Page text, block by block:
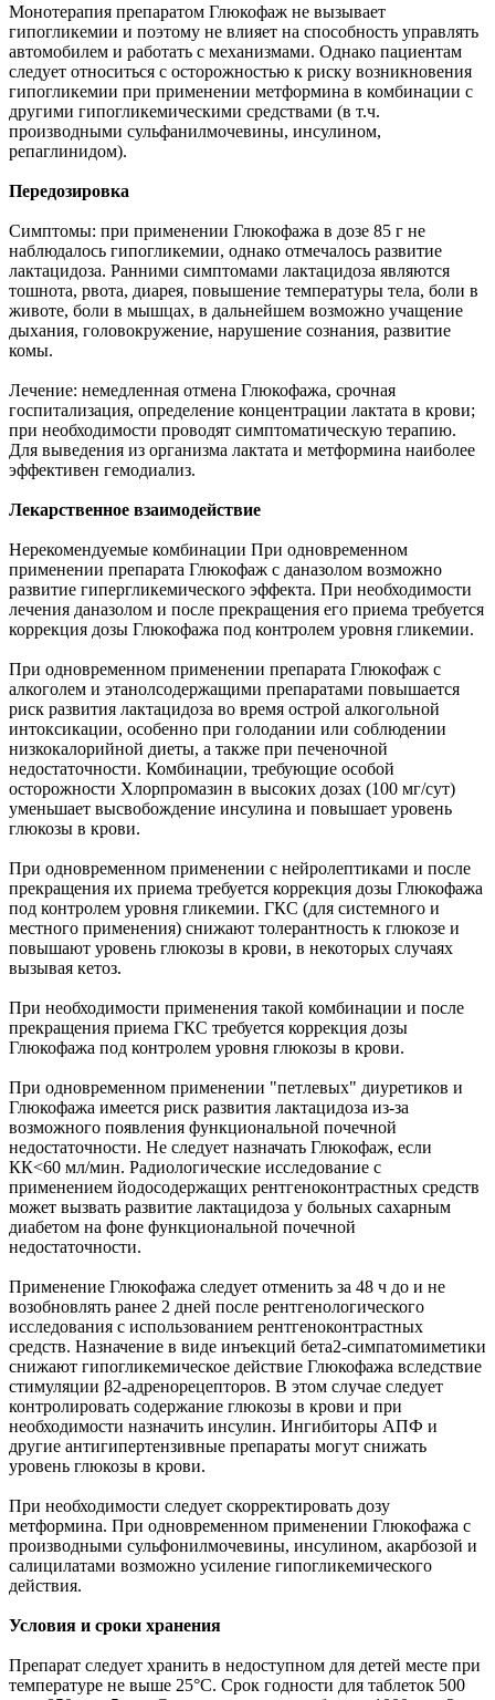
Монотерапия препаратом Глюкофаж не вызывает
гипогликемии и поэтому не влияет на способность управлять
автомобилем и работать с механизмами. Однако пациентам
следует относиться с осторожностью к риску возникновения
гипогликемии при применении метформина в комбинации с
другими гипогликемическими средствами (в т.ч.
производными сульфанилмочевины, инсулином,
репаглинидом).
Передозировка
Симптомы: при применении Глюкофажа в дозе 85 г не
наблюдалось гипогликемии, однако отмечалось развитие
лактацидоза. Ранними симптомами лактацидоза являются
тошнота, рвота, диарея, повышение температуры тела, боли в
животе, боли в мышцах, в дальнейшем возможно учащение
дыхания, головокружение, нарушение сознания, развитие
комы.
Лечение: немедленная отмена Глюкофажа, срочная
госпитализация, определение концентрации лактата в крови;
при необходимости проводят симптоматическую терапию.
Для выведения из организма лактата и метформина наиболее
эффективен гемодиализ.
Лекарственное взаимодействие
Нерекомендуемые комбинации При одновременном
применении препарата Глюкофаж с даназолом возможно
развитие гипергликемического эффекта. При необходимости
лечения даназолом и после прекращения его приема требуется
коррекция дозы Глюкофажа под контролем уровня гликемии.
При одновременном применении препарата Глюкофаж с
алкоголем и этанолсодержащими препаратами повышается
риск развития лактацидоза во время острой алкогольной
интоксикации, особенно при голодании или соблюдении
низкокалорийной диеты, а также при печеночной
недостаточности. Комбинации, требующие особой
осторожности Хлорпромазин в высоких дозах (100 мг/сут)
уменьшает высвобождение инсулина и повышает уровень
глюкозы в крови.
При одновременном применении с нейролептиками и после
прекращения их приема требуется коррекция дозы Глюкофажа
под контролем уровня гликемии. ГКС (для системного и
местного применения) снижают толерантность к глюкозе и
повышают уровень глюкозы в крови, в некоторых случаях
вызывая кетоз.
При необходимости применения такой комбинации и после
прекращения приема ГКС требуется коррекция дозы
Глюкофажа под контролем уровня глюкозы в крови.
При одновременном применении "петлевых" диуретиков и
Глюкофажа имеется риск развития лактацидоза из-за
возможного появления функциональной почечной
недостаточности. Не следует назначать Глюкофаж, если
КК<60 мл/мин. Радиологические исследование с
применением йодосодержащих рентгеноконтрастных средств
может вызвать развитие лактацидоза у больных сахарным
диабетом на фоне функциональной почечной
недостаточности.
Применение Глюкофажа следует отменить за 48 ч до и не
возобновлять ранее 2 дней после рентгенологического
исследования с использованием рентгеноконтрастных
средств. Назначение в виде инъекций бета2-симпатомиметики
снижают гипогликемическое действие Глюкофажа вследствие
стимуляции β2-адренорецепторов. В этом случае следует
контролировать содержание глюкозы в крови и при
необходимости назначить инсулин. Ингибиторы АПФ и
другие антигипертензивные препараты могут снижать
уровень глюкозы в крови.
При необходимости следует скорректировать дозу
метформина. При одновременном применении Глюкофажа с
производными сульфонилмочевины, инсулином, акарбозой и
салицилатами возможно усиление гипогликемического
действия.
Условия и сроки хранения
Препарат следует хранить в недоступном для детей месте при
температуре не выше 25°C. Срок годности для таблеток 500